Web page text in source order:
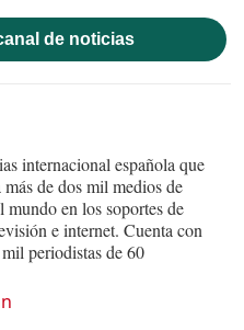
de noticias
internacional española que
de dos mil medios de
en los soportes de
e internet. Cuenta con
periodistas de 60